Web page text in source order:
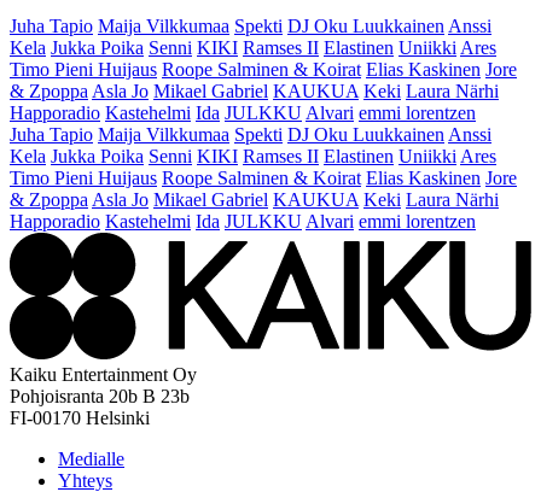
Juha Tapio Maija Vilkkumaa Spekti DJ Oku Luukkainen Anssi
Kela Jukka Poika Senni KIKI Ramses II Elastinen Uniikki Ares
Timo Pieni Huijaus Roope Salminen & Koirat Elias Kaskinen Jore
& Zpoppa Asla Jo Mikael Gabriel KAUKUA Keki Laura Närhi
Happoradio Kastehelmi Ida JULKKU Alvari emmi lorentzen
Juha Tapio Maija Vilkkumaa Spekti DJ Oku Luukkainen Anssi
Kela Jukka Poika Senni KIKI Ramses II Elastinen Uniikki Ares
Timo Pieni Huijaus Roope Salminen & Koirat Elias Kaskinen Jore
& Zpoppa Asla Jo Mikael Gabriel KAUKUA Keki Laura Närhi
Happoradio Kastehelmi Ida JULKKU Alvari emmi lorentzen
Kaiku Entertainment Oy
Pohjoisranta 20b B 23b
FI-00170 Helsinki
Medialle
Yhteys